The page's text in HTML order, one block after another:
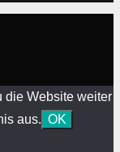
die Website weiter
aus. OK